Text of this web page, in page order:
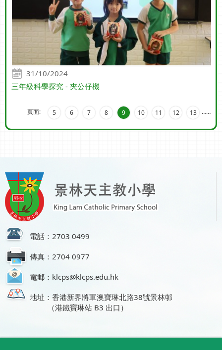
31/10/2024
三年級科學探究 - 夾公仔機
頁面: …
5 6 7 8 9 10 11 12 13 …
電話：2703 0499
傳真：2704 0977
電郵：klcps@klcps.edu.hk
地址：香港新界將軍澳寶琳北路38號景林邨
（港鐵寶琳站 B3 出口）